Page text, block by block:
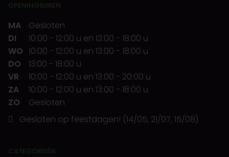
OPENINGSUREN
MA
Gesloten
DI
10:00 - 12:00 u en 13:00 - 18:00 u
WO 10:00 - 12:00 u en 13:00 - 18:00 u
DO
13:00 - 18:00 u
VR
10:00 - 12:00 u en 13:00 - 20:00 u
ZA
10:00 - 12:00 u en 13:00 - 18:00 u
ZO
Gesloten
Gesloten op feestdagen! (14/05, 21/07, 15/08)
CATEGORIEËN